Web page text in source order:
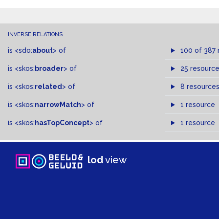
INVERSE RELATIONS
is <sdo:about> of 100 of 387
is <skos: broader> of 25
is <skos:related > of 8 resources
is <skos:narrowMatch> of 1 resource
is <skos: hasTopConcept> of 1 resource
lodview